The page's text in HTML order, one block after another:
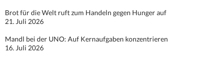
Brot für die Welt ruft zum Handeln gegen Hunger auf
21. Juli 2026
Mandl bei der UNO: Auf Kernaufgaben konzentrieren
16. Juli 2026